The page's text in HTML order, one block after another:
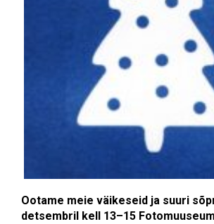
Ootame meie väikeseid ja suuri
detsembril kell 13–15